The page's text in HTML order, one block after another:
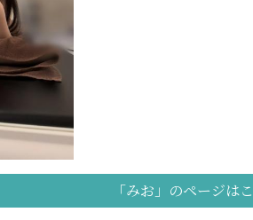
「みお」のページは